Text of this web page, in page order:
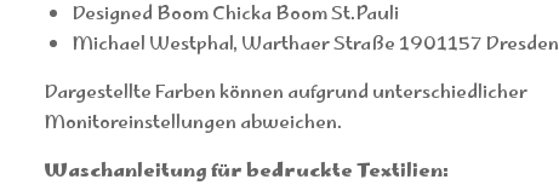
Designed Boom Chicka Boom St.Pauli
Michael Westphal, Warthaer Straße 1901157 Dresden
Dargestellte Farben können aufgrund unterschiedlicher
Monitoreinstellungen abweichen.
Waschanleitung für bedruckte Textilien: